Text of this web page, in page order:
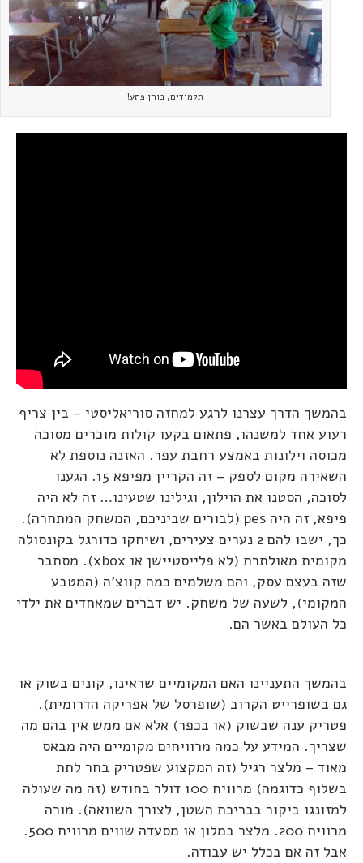
תלמידים, בוחן פתע!
בהמשך הדרך עצרנו לרגע למחזה סוריאליסטי – בין צריף
רעוע אחד למשנהו, פתאום בקעו קולות מוכרים מסוכה
מכוסה וילונות באמצע רחבת עפר. האזנה נוספת לא
השאירה מקום לספק – זה הקריין מפיפא 15. הגענו
לסוכה, הסטנו את הוילון, וגילינו שטעינו… זה לא היה
פיפא, זה היה pes (לבורים שביניכם, המשחק המתחרה).
כך, ישבו להם 2 נערים צעירים, ושיחקו כדורגל בקונסולה
מקומית מאולתרת (לא פלייסטיישן או xbox). מסתבר
שזה בעצם עסק, והם משלמים כמה קווצ'ה (המטבע
המקומי), לשעה של משחק. יש דברים שמאחדים את ילדי
כל העולם באשר הם.
בהמשך התעניינו האם המקומיים שראינו, קונים בשוק או
גם בשופרייט הקרוב (שופרסל של אפריקה הדרומית).
פטריק ענה שבשוק (או בכפר) אלא אם ממש אין בהם מה
שצריך. המידע על כמה מרוויחים מקומיים היה מבאס
מאוד – מלצר רגיל (זה המקצוע שפטריק בחר לתת
בשלוף כדוגמה) מרוויח 100 דולר בחודש (זה מה שעולה
למזונגו ביקור בבריכת השטן, לצורך השוואה). מורה
מרוויח 200. מלצר במלון או מסעדה שווים מרוויח 500.
אבל זה אם בכלל יש עבודה.